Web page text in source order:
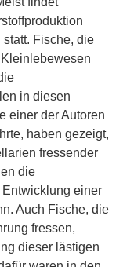
Fische, die
in diesen
einer der Autoren
haben gezeigt,
fressender
die
einer
Auch Fische, die
fressen,
dieser lästigen